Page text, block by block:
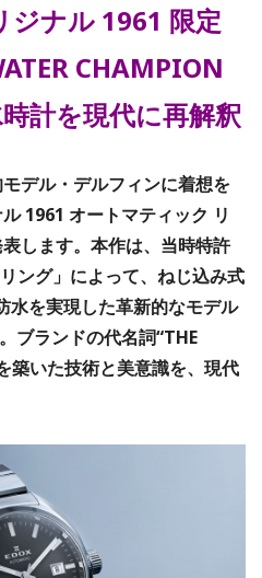
ジナル 1961 限定
CHAMPION
計を現代に再解釈
デル・デルフィンに着想を
1961 オートマティック リ
します。本作は、当時特許
ング」によって、ねじ込み式
水を実現した革新的なモデル
ブランドの代名詞“THE
築いた技術と美意識を、現代